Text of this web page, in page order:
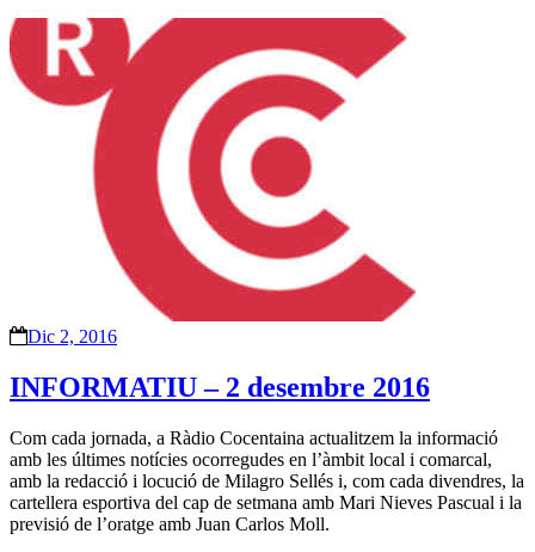
Dic 2, 2016
INFORMATIU – 2 desembre 2016
Com cada jornada, a Ràdio Cocentaina actualitzem la informació
amb les últimes notícies ocorregudes en l’àmbit local i comarcal,
amb la redacció i locució de Milagro Sellés i, com cada divendres, la
cartellera esportiva del cap de setmana amb Mari Nieves Pascual i la
previsió de l’oratge amb Juan Carlos Moll.